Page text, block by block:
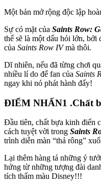
Một bản mở rộng độc lập
Sự có mặt của Saints Row:
thể sẽ là một dấu hỏi lớn, bởi
của Saints Row IVmà thôi.
Dĩ nhiên, nếu đã từng chơi
nhiều lí do để fan của Saints
ngay khi nó phát hành đấy!
ĐIỂM NHẤN1 .Chất
Đầu tiên, chất bựa kinh điển
cách tuyệt vời trong Saints
trình diễn màn “thả rông”
Lại thêm hàng tá những ý
hứng từ những tượng đài
tích thấm màu Disney!!!